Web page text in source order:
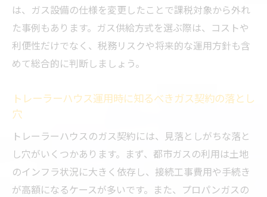
トレーラーハウス水回り設備とガス方式の
選び方
は、ガス設備の仕様を変更したことで課税対象から外れ
た事例もあります。ガス供給方式を選ぶ際は、コストや
利便性だけでなく、税務リスクや将来的な運用方針も含
めて総合的に判断しましょう。
トレーラーハウス運用時に知るべきガス契約の落とし
穴
トレーラーハウスのガス契約には、見落としがちな落と
し穴がいくつかあります。まず、都市ガスの利用は土地
のインフラ状況に大きく依存し、接続工事費用や手続き
が高額になるケースが多いです。また、プロパンガスの